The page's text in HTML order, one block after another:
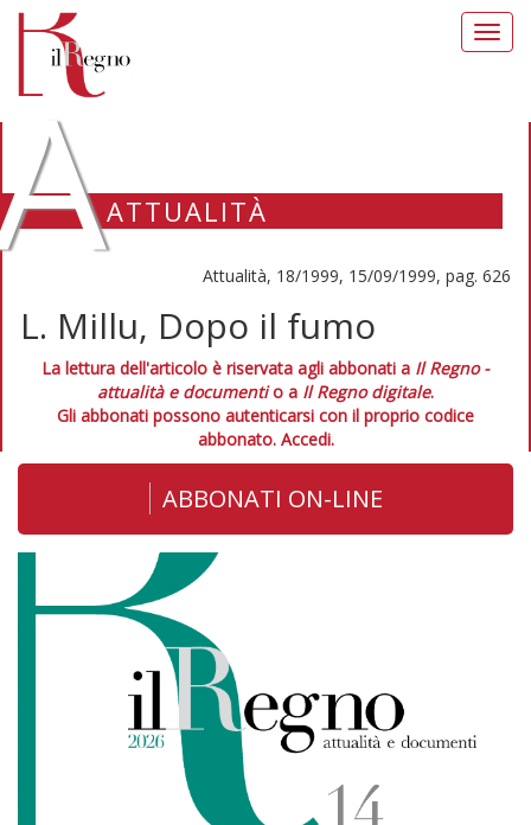
ATTUALITÀ
Attualità, 18/1999, 15/09/1999, pag. 626
L. Millu, Dopo il fumo
La lettura dell'articolo è riservata agli abbonati a Il Regno -
attualità e documentio a Il Regno digitale.
Gli abbonati possono autenticarsi con il proprio codice
abbonato. Accedi.
ABBONATI ON-LINE